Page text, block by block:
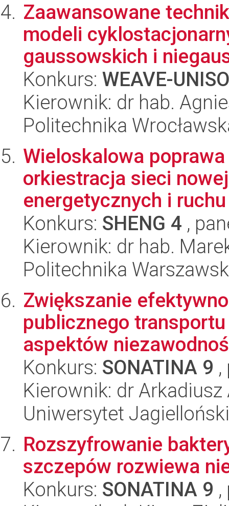
Zaawansowane
modeli
gaussowskich i
Konkurs: WEAVE-
Kierownik: dr hab.
Politechnika
Wieloskalowa
orkiestracja sieci
energetycznych i
Konkurs: SHENG 4 ,
Kierownik: dr hab.
Politechnika
Zwiększanie
publicznego
aspektów
Konkurs: SONATINA 9
Kierownik: dr
Uniwersytet Jagielloński
Rozszyfrowanie
szczepów rozwiewa
Konkurs: SONATINA 9